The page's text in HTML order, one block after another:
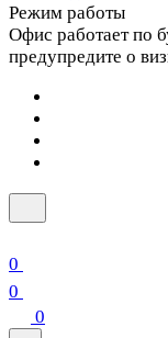
Режим работы
Офис работает по
предупредите о
0
0
0